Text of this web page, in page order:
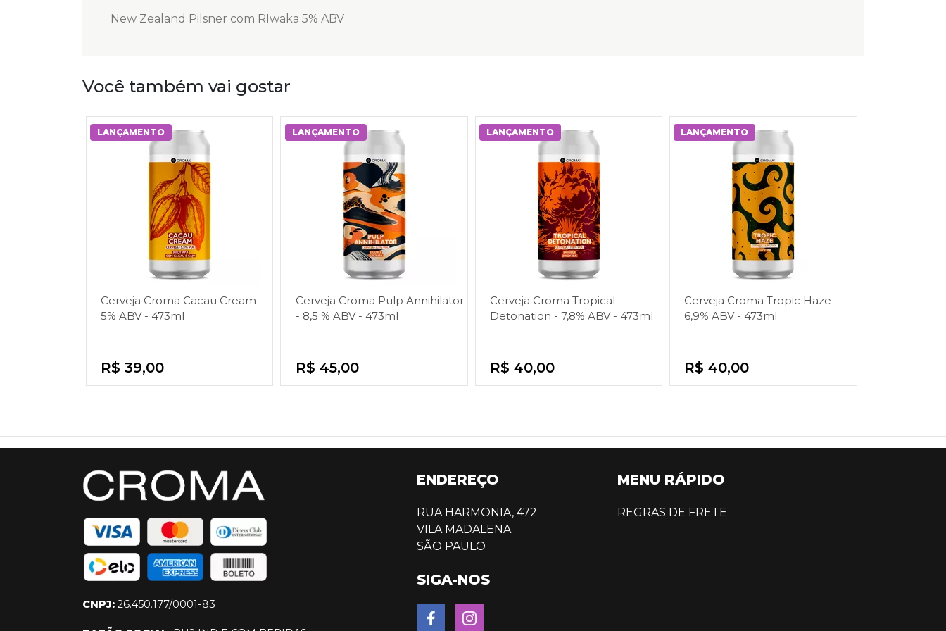
New Zealand Pilsner com RIwaka 5% ABV
Você também vai gostar
LANÇAMENTO
Cerveja Croma Cacau Cream -
5% ABV - 473ml
R$ 39,00
LANÇAMENTO
Cerveja Croma Pulp Annihilator
- 8,5 % ABV - 473ml
R$ 45,00
LANÇAMENTO
Cerveja Croma Tropical
Detonation - 7,8% ABV - 473ml
R$ 40,00
LANÇAMENTO
Cerveja Croma Tropic Haze -
6,9% ABV - 473ml
R$ 40,00
CNPJ: 26.450.177/0001-83
ENDEREÇO
RUA HARMONIA, 472
VILA MADALENA
SÃO PAULO
SIGA-NOS
MENU RÁPIDO
REGRAS DE FRETE